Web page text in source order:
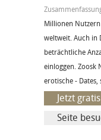
Millionen
weltweit. Auch in
beträchtliche
einloggen. Zoosk
erotische - Dates,
Jetzt
Seite